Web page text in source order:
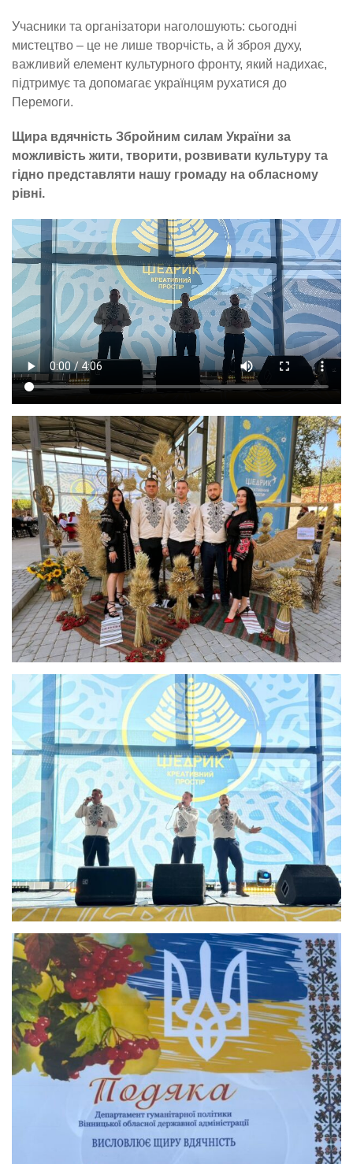
Учасники та організатори наголошують: сьогодні
мистецтво – це не лише творчість, а й зброя духу,
важливий елемент культурного фронту, який надихає,
підтримує та допомагає українцям рухатися до
Перемоги.
Щира вдячність Збройним силам України за
можливість жити, творити, розвивати культуру та
гідно представляти нашу громаду на обласному
рівні.